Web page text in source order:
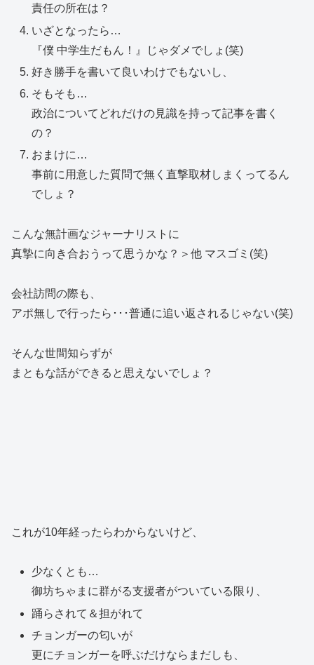
責任の所在は？
いざとなったら…
『僕 中学生だもん！』じゃダメでしょ(笑)
好き勝手を書いて良いわけでもないし、
そもそも…
政治についてどれだけの見識を持って記事を書く
の？
おまけに…
事前に用意した質問で無く直撃取材しまくってるん
でしょ？
こんな無計画なジャーナリストに
真摯に向き合おうって思うかな？＞他 マスゴミ(笑)
会社訪問の際も、
アポ無しで行ったら･･･普通に追い返されるじゃない(笑)
そんな世間知らずが
まともな話ができると思えないでしょ？
これが10年経ったらわからないけど、
少なくとも…
御坊ちゃまに群がる支援者がついている限り、
踊らされて＆担がれて
チョンガーの匂いが
更にチョンガーを呼ぶだけならまだしも、